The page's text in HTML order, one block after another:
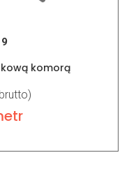
komorą